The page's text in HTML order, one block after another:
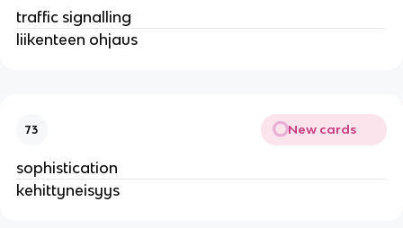
traffic signalling
liikenteen ohjaus
73 New cards
sophistication
kehittyneisyys